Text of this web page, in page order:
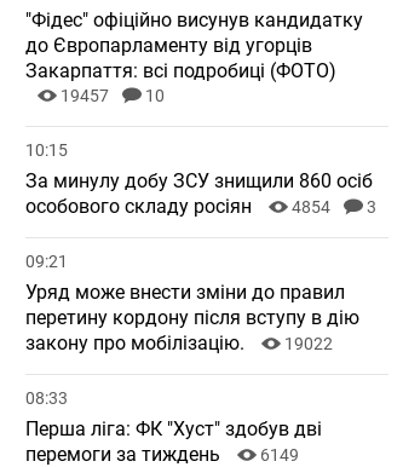
"Фідес" офіційно висунув кандидатку
до Європарламенту від угорців
Закарпаття: всі подробиці (ФОТО)
19457 10
10:15
За минулу добу ЗСУ знищили 860 осіб
особового складу росіян
4854 3
09:21
Уряд може внести зміни до правил
перетину кордону після вступу в дію
закону про мобілізацію.
19022
08:33
Перша ліга: ФК "Хуст" здобув дві
перемоги за тиждень
6149